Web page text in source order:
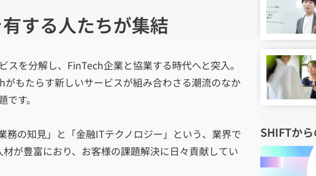
する人たちが集結
スを分解し、FinTech企業と協業する時代へと突入。
もたらす新しいサービスが組み合わさる潮流のなか
す。
務の知見」と「金融ITテクノロジー」という、業界で
が豊富におり、お客様の課題解決に日々貢献してい
SHIFTか